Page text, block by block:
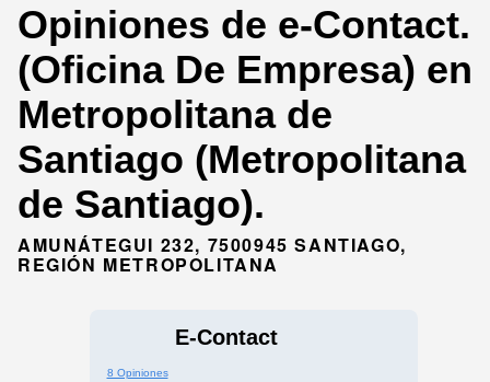
Opiniones de e-Contact.
(Oficina De Empresa) en
Metropolitana de
Santiago (Metropolitana
de Santiago).
AMUNÁTEGUI 232, 7500945 SANTIAGO,
REGIÓN METROPOLITANA
E-Contact
8 Opiniones